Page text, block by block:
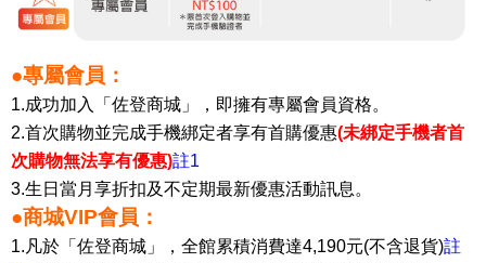
●專屬會員：
1.成功加入「佐登商城」，即擁有專屬會員資格。
2.首次購物並完成手機綁定者享有首購優惠(未綁定手機者首
次購物無法享有優惠)註1
3.生日當月享折扣及不定期最新優惠活動訊息。
●商城VIP會員：
1.凡於「佐登商城」，全館累積消費達4,190元(不含退貨)註